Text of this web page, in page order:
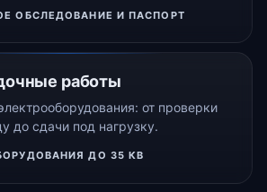
ОБСЛЕДОВАНИЕ И ПАСПОРТ
работы
от проверки
до сдачи под нагрузку.
ДО 35 КВ